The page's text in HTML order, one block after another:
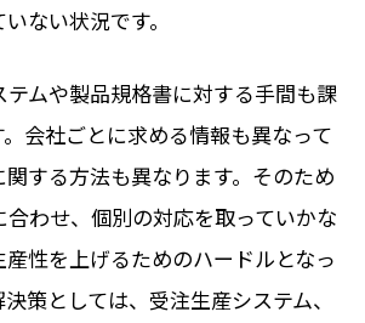
ない状況です。
テムや製品規格書に対する手間も課
会社ごとに求める情報も異なって
する方法も異なります。そのため
わせ、個別の対応を取っていかな
性を上げるためのハードルとなっ
策としては、受注生産システム、